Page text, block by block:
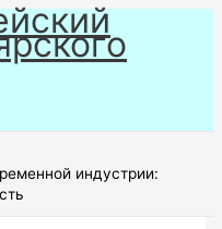
индустрии: